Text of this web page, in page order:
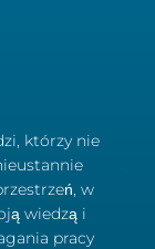
którzy nie
w
wiedzą i
pracy